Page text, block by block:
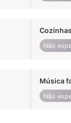
Não
Música
Não